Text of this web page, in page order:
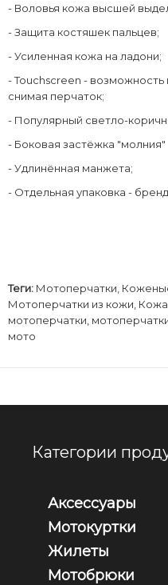
- Воловья кожа высшей
- Защита костяшек пальцев;
- Усиленная кожа на ладони;
- Touchscreen - возможность
снимая перчаток;
- Популярный светло-
- Боковая застёжка "молния"
- Удлинённая манжета;
- Отдельная упаковка -
Теги: Мотоперчатки
Мотоперчатки из кожи
мотоперчатки
мото
Категории
Аксессуары
Мотокуртки
Жилеты
Мотобрюки